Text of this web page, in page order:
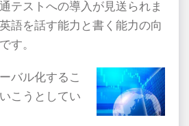
テストへの導入が見送られま
語を話す能力と書く能力の向
す。
バル化するこ
こうとしてい